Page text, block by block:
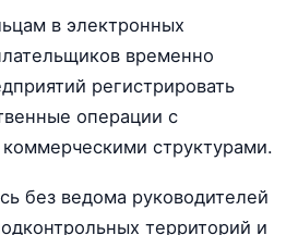
в электронных
временно
регистрировать
операции с
структурами.
без ведома руководителей
территорий и